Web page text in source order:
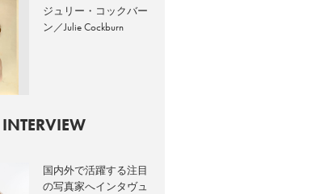
ジュリー・コックバー
ン／Julie Cockburn
INTERVIEW
国内外で活躍する注目
の写真家へインタヴュ